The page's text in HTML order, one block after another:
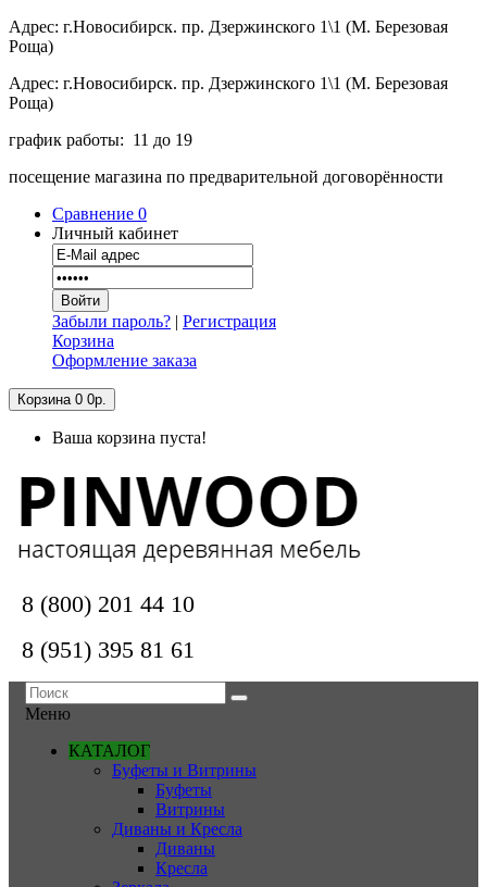
Адрес: г.Новосибирск. пр. Дзержинского 1\1 (М. Березовая
Роща)
Адрес: г.Новосибирск. пр. Дзержинского 1\1 (М. Березовая
Роща)
график работы: 11 до 19
посещение магазина по предварительной договорённости
Сравнение 0
Личный кабинет
Забыли пароль? | Регистрация
Корзина
Оформление заказа
Корзина 0 0р.
Ваша корзина пуста!
8 (800) 201 44 10
8 (951) 395 81 61
Меню
КАТАЛОГ
Буфеты и Витрины
Буфеты
Витрины
Диваны и Кресла
Диваны
Кресла